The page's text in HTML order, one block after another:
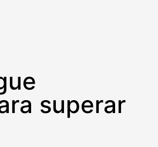
superar